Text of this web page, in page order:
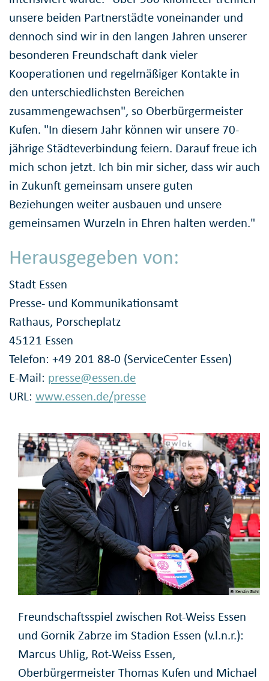
unsere beiden Partnerstädte voneinander und
dennoch sind wir in den langen Jahren unserer
besonderen Freundschaft dank vieler
Kooperationen und regelmäßiger Kontakte in
den unterschiedlichsten Bereichen
zusammengewachsen", so Oberbürgermeister
Kufen. "In diesem Jahr können wir unsere 70-
jährige Städteverbindung feiern. Darauf freue ich
mich schon jetzt. Ich bin mir sicher, dass wir auch
in Zukunft gemeinsam unsere guten
Beziehungen weiter ausbauen und unsere
gemeinsamen Wurzeln in Ehren halten werden."
Herausgegeben von:
Stadt Essen
Presse- und Kommunikationsamt
Rathaus, Porscheplatz
45121 Essen
Telefon: +49 201 88-0 (ServiceCenter Essen)
E-Mail: presse@essen.de
URL: www.essen.de/presse
© Kerstin Gohl
Freundschaftsspiel zwischen Rot-Weiss Essen
und Gornik Zabrze im Stadion Essen (v.l.n.r.):
Marcus Uhlig, Rot-Weiss Essen,
Oberbürgermeister Thomas Kufen und Michael